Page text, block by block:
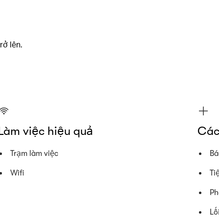
lên.
việc hiệu quả
Trạm làm việc
Wifi